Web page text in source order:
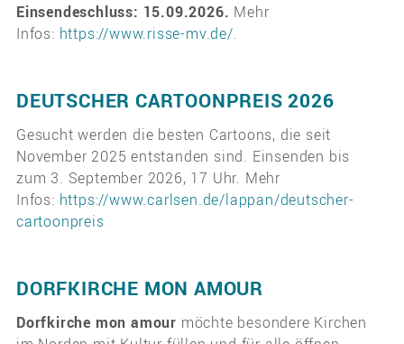
Einsendeschluss: 15.09.2026. Mehr
Infos: https://www.risse-mv.de/.
DEUTSCHER CARTOONPREIS 2026
Gesucht werden die besten Cartoons, die seit
November 2025 entstanden sind. Einsenden bis
zum 3. September 2026, 17 Uhr. Mehr
Infos: https://www.carlsen.de/lappan/deutscher-
cartoonpreis
DORFKIRCHE MON AMOUR
Dorfkirche mon amour möchte besondere Kirchen